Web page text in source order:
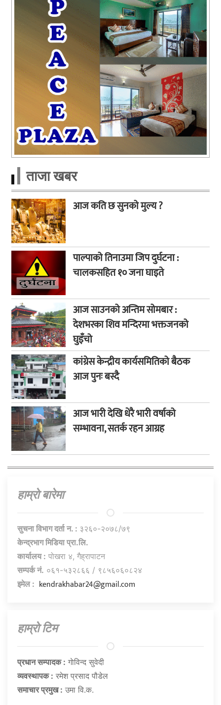
ताजा खबर
आज कति छ सुनको मुल्य ?
पाल्पाको तिनाउमा जिप दुर्घटना :
चालकसहित १० जना घाइते
आज साउनको अन्तिम सोमबार :
देशभरका शिव मन्दिरमा भक्तजनको
घुइँचो
कांग्रेस केन्द्रीय कार्यसमितिको बैठक
आज पुनः बस्दै
आज भारी देखि धेरै भारी वर्षाको
सम्भावना, सतर्क रहन आग्रह
हाम्राे बारेमा
सुचना विभाग दर्ता न. : ३२६०-२०७८/७९
केन्द्रभाग मिडिया प्रा.लि.
कार्यालय : पोखरा ४, गैह्रापाटन
सम्पर्क नं. ०६१-५३२८६६ / ९८५६०६०८२४
इमेल : kendrakhabar24@gmail.com
हाम्राे टिम
प्रधान सम्पादक : गाेविन्द सुवेदी
व्यवस्थापक : रमेश प्रसाद पौडेल
समाचार प्रमुख : उमा वि.क.